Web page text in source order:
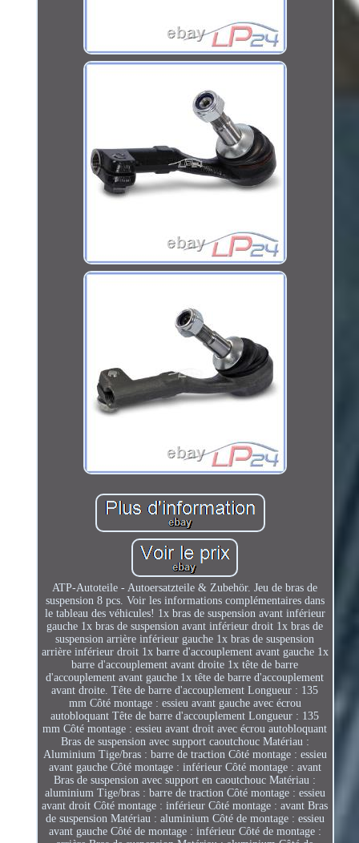
ATP-Autoteile - Autoersatzteile & Zubehör. Jeu de bras de
suspension 8 pcs. Voir les informations complémentaires dans
le tableau des véhicules! 1x bras de suspension avant inférieur
gauche 1x bras de suspension avant inférieur droit 1x bras de
suspension arrière inférieur gauche 1x bras de suspension
arrière inférieur droit 1x barre d'accouplement avant gauche 1x
barre d'accouplement avant droite 1x tête de barre
d'accouplement avant gauche 1x tête de barre d'accouplement
avant droite. Tête de barre d'accouplement Longueur : 135
mm Côté montage : essieu avant gauche avec écrou
autobloquant Tête de barre d'accouplement Longueur : 135
mm Côté montage : essieu avant droit avec écrou autobloquant
Bras de suspension avec support caoutchouc Matériau :
Aluminium Tige/bras : barre de traction Côté montage : essieu
avant gauche Côté montage : inférieur Côté montage : avant
Bras de suspension avec support en caoutchouc Matériau :
aluminium Tige/bras : barre de traction Côté montage : essieu
avant droit Côté montage : inférieur Côté montage : avant Bras
de suspension Matériau : aluminium Côté de montage : essieu
avant gauche Côté de montage : inférieur Côté de montage :